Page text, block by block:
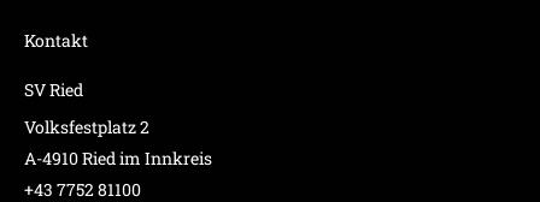
Kontakt
SV Ried
Volksfestplatz 2
A-4910 Ried im Innkreis
+43 7752 81100